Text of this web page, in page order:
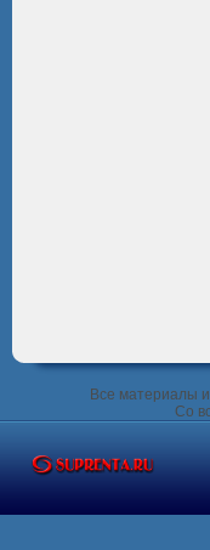
Все материалы
Со